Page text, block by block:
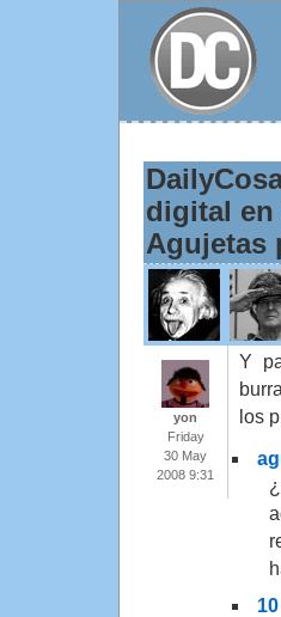
digital en
Agujetas
yon
Friday
30 May
2008 9:31
Y
los